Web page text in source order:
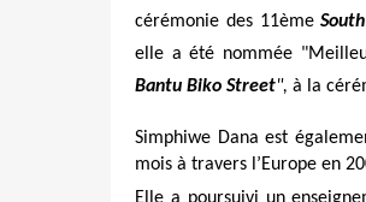
cérémonie des 11ème
elle a été nommée
Bantu Biko Street", à la
Simphiwe Dana est
mois à travers l’Europe en